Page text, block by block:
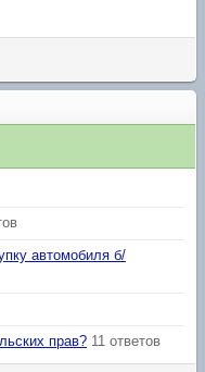
автомобиля б/
прав? 11 ответов